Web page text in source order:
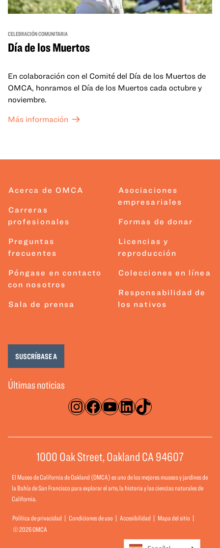
CELEBRACIÓN COMUNITARIA
Día de los Muertos
En colaboración con el Comité del Día de los Muertos de
OMCA, honramos el Día de los Muertos cada octubre y
noviembre.
Más información
Acerca de OMCA
Carreras
profesionales
Preguntas
frecuentes
Póngase en contacto
con nosotros
Sala de prensa
Asociaciones
empresariales
Formas de donar
Licencias y
reproducción
Colecciones en línea
Responsabilidad de
los nativos
Instagram
Facebook
YouTube
LinkedIn
TikTok
Últimas noticias
SUSCRÍBASE A
1000 Oak Street, Oakland CA 94607
El Museo de California de Oakland (OMCA) es uno de los mejores museos y jardines de
la Bahía de San Francisco para explorar el arte, la historia y las ciencias naturales de
California.
Política de privacidad Condiciones de uso Accesibilidad
Mapa del sitio
© 2026 OMCA